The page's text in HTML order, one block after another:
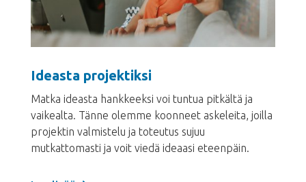
Ideasta projektiksi
Matka ideasta hankkeeksi voi tuntua pitkältä ja
vaikealta. Tänne olemme koonneet askeleita, joilla
projektin valmistelu ja toteutus sujuu
mutkattomasti ja voit viedä ideaasi eteenpäin.